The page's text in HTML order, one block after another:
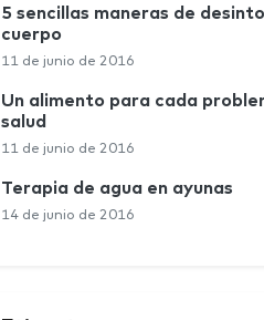
5 sencillas maneras de
cuerpo
11 de junio de 2016
Un alimento para cada
salud
11 de junio de 2016
Terapia de agua en ayunas
14 de junio de 2016